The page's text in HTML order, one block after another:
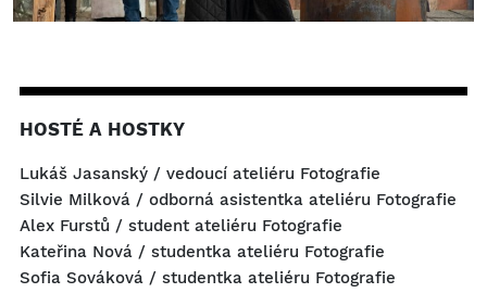
HOSTÉ A HOSTKY
Lukáš Jasanský / vedoucí ateliéru Fotografie
Silvie Milková / odborná asistentka ateliéru Fotografie
Alex Furstů / student ateliéru Fotografie
Kateřina Nová / studentka ateliéru Fotografie
Sofia Sováková / studentka ateliéru Fotografie